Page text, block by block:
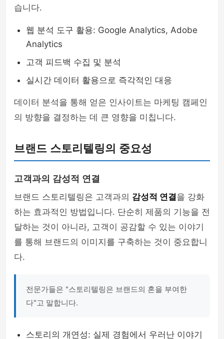
습니다.
웹 분석 도구 활용: Google Analytics, Adobe
Analytics
고객 피드백 수집 및 분석
실시간 데이터 활용으로 즉각적인 대응
데이터 분석을 통해 얻은 인사이트는 마케팅 캠페인
의 방향을 결정하는 데 큰 영향을 미칩니다.
브랜드 스토리텔링의 중요성
고객과의 감성적 연결
브랜드 스토리텔링은 고객과의 감성적 연결을 강화
하는 효과적인 방법입니다. 단순히 제품의 기능을 전
달하는 것이 아니라, 고객이 공감할 수 있는 이야기
를 통해 브랜드의 이미지를 구축하는 것이 중요합니
다.
전문가들은 "스토리텔링은 브랜드의 혼을 부여한
다"고 말합니다.
스토리의 개연성: 실제 경험에서 우러난 이야기